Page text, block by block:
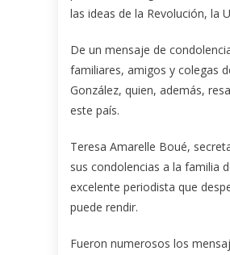
las ideas de la Revolución, la
De un mensaje de
familiares, amigos y colegas
González, quien, además,
este país.
Teresa Amarelle Boué,
sus condolencias a la familia
excelente periodista que
puede rendir.
Fueron numerosos los